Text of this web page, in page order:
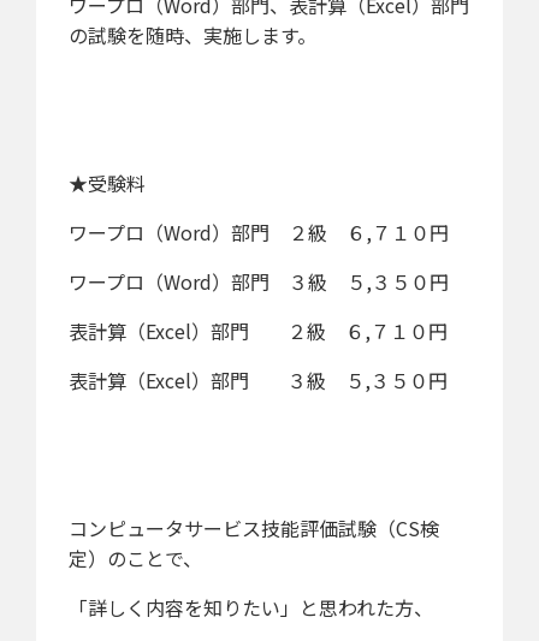
の試験を随時、実施します。
★受験料
ワープロ（Word）部門 ２級 ６,７１０円
ワープロ（Word）部門 ３級 ５,３５０円
表計算（Excel）部門 ２級 ６,７１０円
表計算（Excel）部門 ３級 ５,３５０円
コンピュータサービス技能評価試験（CS検
定）のことで、
「詳しく内容を知りたい」と思われた方、